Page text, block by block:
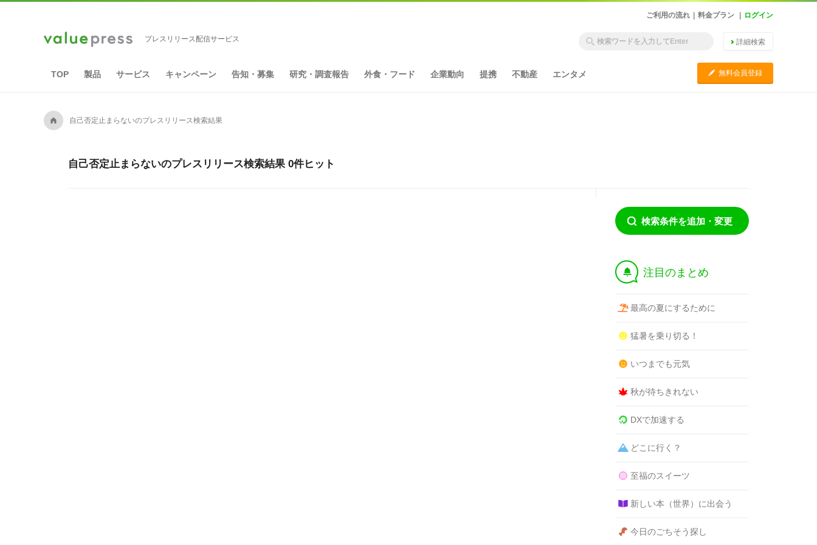
ご利用の流れ 料金プラン ログイン
プレスリリース配信サービス 詳細検索
TOP 製品 サービス キャンペーン 告知・募集 研究・調査報告 外食・フード 企業動向 提携 不動産 エンタメ C 無料会員登録
A 自己否定止まらないのプレスリリース検索結果
自己否定止まらないのプレスリリース検索結果 0件ヒット
検索条件を追加・変更
† 注目のまとめ
最高の夏にするために
猛暑を乗り切る！
いつまでも元気
秋が待ちきれない
DXで加速する
どこに行く？
至福のスイーツ
新しい本（世界）に出会う
今日のごちそう探し